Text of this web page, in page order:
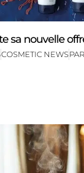
sa nouvelle
COSMETIC NEWSPAR